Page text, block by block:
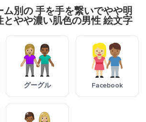
ム別の 手を手を繋いでやや明
とやや濃い肌色の男性 絵文字
グーグル Facebook